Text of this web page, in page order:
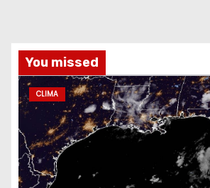
You missed
CLIMA